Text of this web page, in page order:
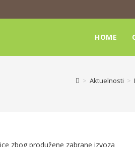
HOME
> Aktuelnosti >